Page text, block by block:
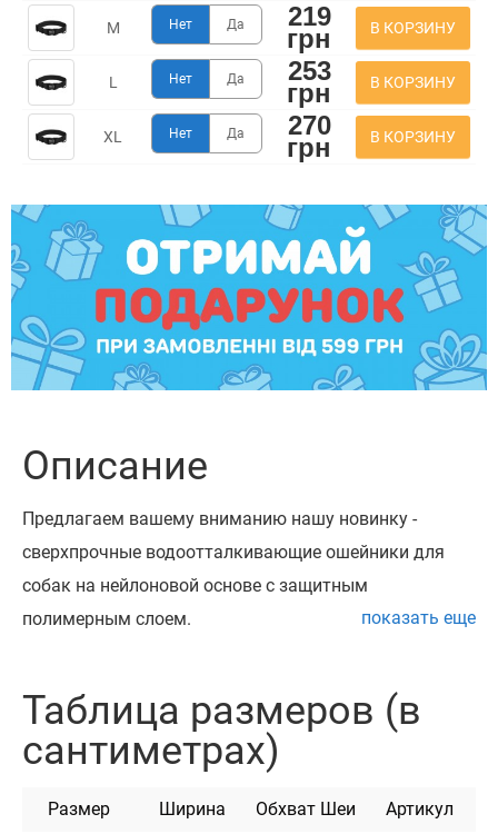
M Нет Да 219
грн В КОРЗИНУ
L Нет Да 253
грн В КОРЗИНУ
XL Нет Да 270
грн В КОРЗИНУ
Описание
Предлагаем вашему вниманию нашу новинку -
сверхпрочные водоотталкивающие ошейники для
собак на нейлоновой основе с защитным
полимерным слоем.
любых условиях - он не впитывает влагу, грязь,
запахи, не тяжелеет в воде, остается гибким даже при
растягивается, выдерживает очень большие
показать еще
Таблица размеров (в
сантиметрах)
Размер Ширина Обхват Шеи Артикул